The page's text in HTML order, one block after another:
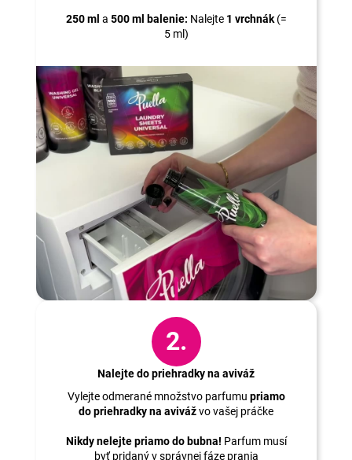
250 ml a 500 ml balenie: Nalejte 1 vrchnák(=
5 ml)
2.
Nalejte do priehradky na aviváž
Vylejte odmerané množstvo parfumu priamo
do priehradky na avivážvo vašej práčke
Nikdy nelejte priamo do bubna! Parfum musí
byť pridaný v správnej fáze prania